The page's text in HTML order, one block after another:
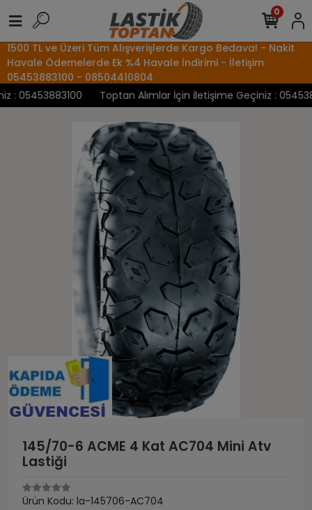
1500 TL ve Üzeri Tüm Alışverişlerde Kargo Bedava! - Nakit
Havale Ödemelerde Ek %4 Havale İndirimi - İletişim
05453883100 - 08504410804
05453883100
Toptan Alımlar İçin İletişime Geçiniz :
0
145/70-6 ACME 4 Kat AC704 Mini Atv
Lastiği
Ürün Kodu: la-145706-AC704